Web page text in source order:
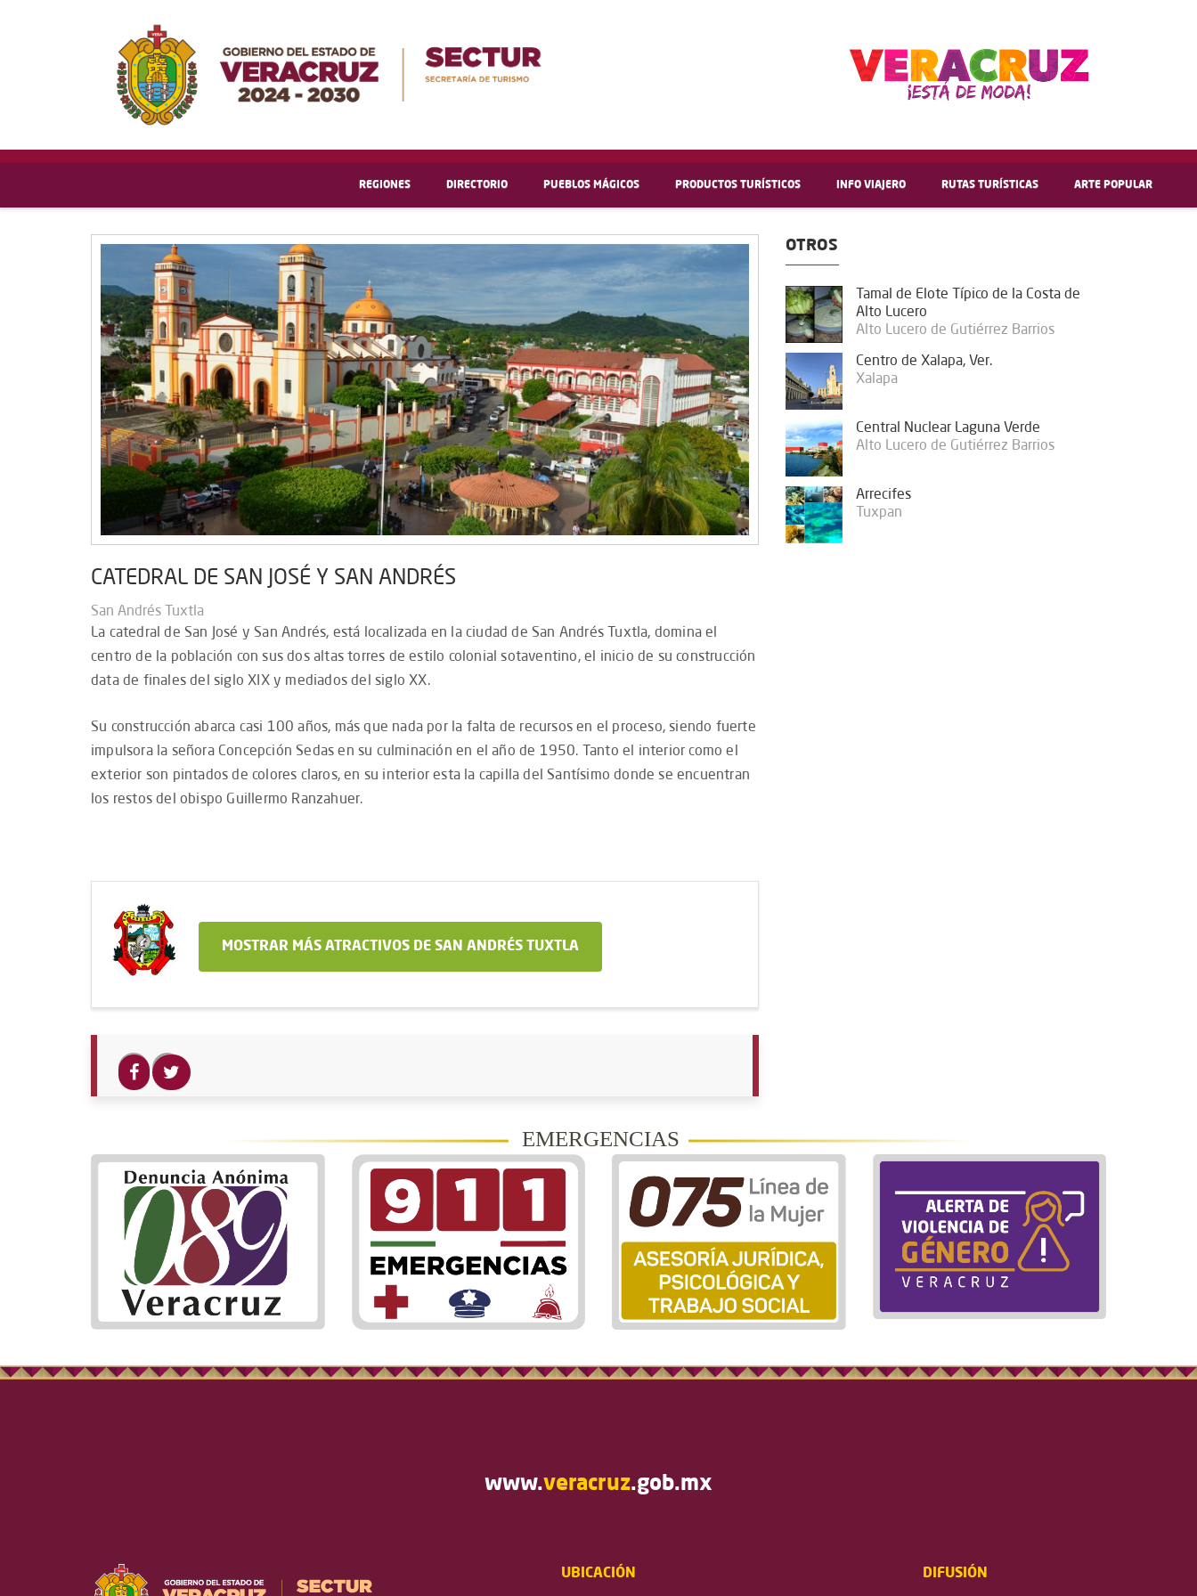
REGIONES DIRECTORIO PUEBLOS MÁGICOS PRODUCTOS TURÍSTICOS INFO VIAJERO RUTAS TURÍSTICAS ARTE POPULAR
CATEDRAL DE SAN JOSÉ Y SAN ANDRÉS
San Andrés Tuxtla
La catedral de San José y San Andrés, está localizada en la ciudad de San Andrés Tuxtla, domina el
centro de la población con sus dos altas torres de estilo colonial sotaventino, el inicio de su construcción
data de finales del siglo XIX y mediados del siglo XX.
Su construcción abarca casi 100 años, más que nada por la falta de recursos en el proceso, siendo fuerte
impulsora la señora Concepción Sedas en su culminación en el año de 1950. Tanto el interior como el
exterior son pintados de colores claros, en su interior esta la capilla del Santísimo donde se encuentran
los restos del obispo Guillermo Ranzahuer.
MOSTRAR MÁS ATRACTIVOS DE SAN ANDRÉS TUXTLA
OTROS
Tamal de Elote Típico de la Costa de
Alto Lucero
Alto Lucero de Gutiérrez Barrios
Centro de Xalapa, Ver.
Xalapa
Central Nuclear Laguna Verde
Alto Lucero de Gutiérrez Barrios
Arrecifes
Tuxpan
EMERGENCIAS
www.veracruz.gob.mx
UBICACIÓN DIFUSIÓN